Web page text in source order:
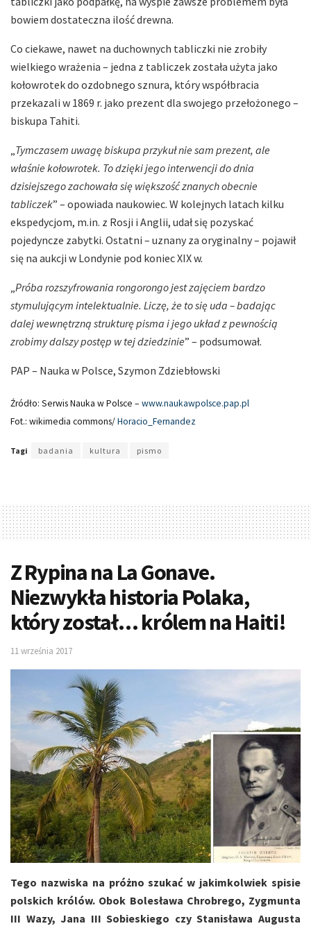
bowiem dostateczna ilość drewna.
Co ciekawe, nawet na duchownych tabliczki nie zrobiły
wielkiego wrażenia – jedna z tabliczek została użyta jako
kołowrotek do ozdobnego sznura, który współbracia
przekazali w 1869 r. jako prezent dla swojego przełożonego –
biskupa Tahiti.
„Tymczasem uwagę biskupa przykuł nie sam prezent, ale
właśnie kołowrotek. To dzięki jego interwencji do dnia
dzisiejszego zachowała się większość znanych obecnie
tabliczek” – opowiada naukowiec. W kolejnych latach kilku
ekspedycjom, m.in. z Rosji i Anglii, udał się pozyskać
pojedyncze zabytki. Ostatni – uznany za oryginalny – pojawił
się na aukcji w Londynie pod koniec XIX w.
„Próba rozszyfrowania rongorongo jest zajęciem bardzo
stymulującym intelektualnie. Liczę, że to się uda – badając
dalej wewnętrzną strukturę pisma i jego układ z pewnością
zrobimy dalszy postęp w tej dziedzinie” – podsumował.
PAP – Nauka w Polsce, Szymon Zdziebłowski
Źródło: Serwis Nauka w Polsce – www.naukawpolsce.pap.pl
Fot.: wikimedia commons/Horacio_Fernandez
Tagi badania kultura pismo
Z Rypina na La Gonave.
Niezwykła historia Polaka,
który został… królem na Haiti!
11 września 2017
Tego nazwiska na próżno szukać w jakimkolwiek spisie
polskich królów. Obok Bolesława Chrobrego, Zygmunta
III Wazy, Jana III Sobieskiego czy Stanisława Augusta